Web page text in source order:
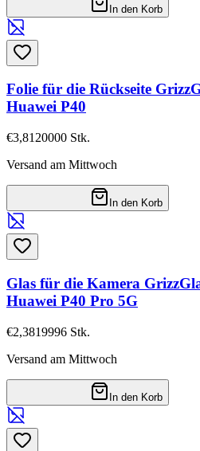
In den Korb
Folie für die Rückseite
Huawei P40
€3,81 20000 Stk.
Versand am Mittwoch
In den Korb
Glas für die Kamera
Huawei P40 Pro 5G
€2,3819996 Stk.
Versand am Mittwoch
In den Korb